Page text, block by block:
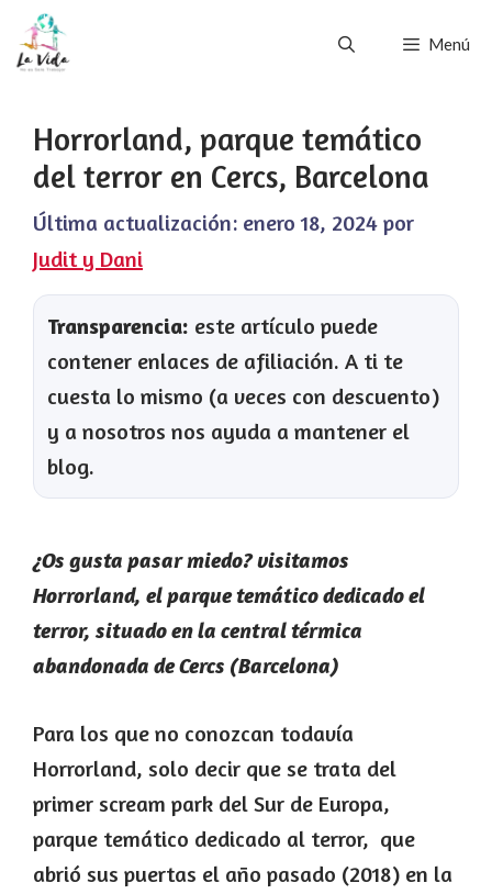
Saltar
Menú
Horrorland, parque temático
del terror en Cercs, Barcelona
Última actualización: enero 18, 2024 por
Judit y Dani
Transparencia: este artículo puede
contener enlaces de afiliación. A ti te
cuesta lo mismo (a veces con descuento)
y a nosotros nos ayuda a mantener el
blog.
¿Os gusta pasar miedo? visitamos
Horrorland, el parque temático dedicado el
terror, situado en la central térmica
abandonada de Cercs (Barcelona)
Para los que no conozcan todavía
Horrorland, solo decir que se trata del
primer scream park del Sur de Europa,
parque temático dedicado al terror, que
abrió sus puertas el año pasado (2018) en la